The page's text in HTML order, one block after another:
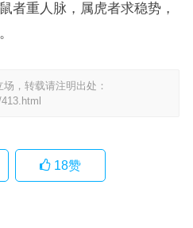
者重人脉，属虎者求稳势，
，转载请注明出处：
18赞